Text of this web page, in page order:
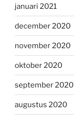
januari 2021
december 2020
november 2020
oktober 2020
september 2020
augustus 2020